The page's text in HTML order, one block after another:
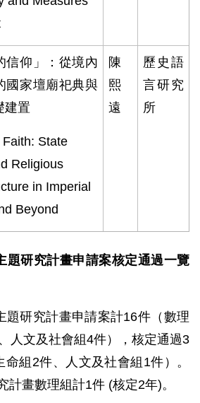
信仰」：從境內
國家壇廟祀典與
建置
State
Religious
in Imperial
Beyond
陳
熙
遠
歷史語
言研究
所
題研究計畫申請案核定通過一覽
題研究計畫申請案計16件（數理
人文及社會組4件），核定通過3
組2件、人文及社會組1件）。
計畫數理組計1件 (核定2年)。